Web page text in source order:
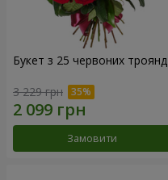
Букет з 25 червоних троянд
3 229 грн
Замовити